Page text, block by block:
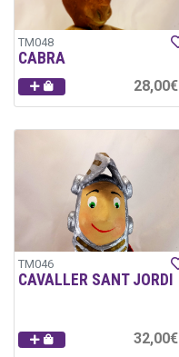
TM048
CABRA
28,00€
TM046
CAVALLER SANT JORDI
32,00€